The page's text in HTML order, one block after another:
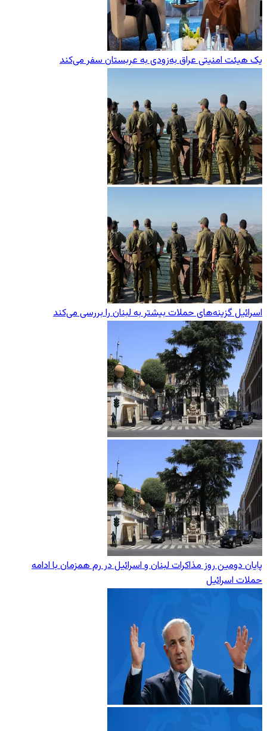
یک هیئت امنیتی عراق به‌زودی به عربستان سفر می‌کند
اسرائیل گزینه‌های حملات بیشتر به لبنان را بررسی می‌کند
پایان دومین روز مذاکرات لبنان و اسرائیل در رم همزمان با ادامه
حملات اسرائیل